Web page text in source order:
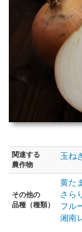
関連する
農作物
玉ね
その他の
品種（種類）
黄た
さら
フル
湘南